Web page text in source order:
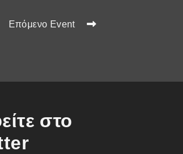
Επόμενο Event
στο